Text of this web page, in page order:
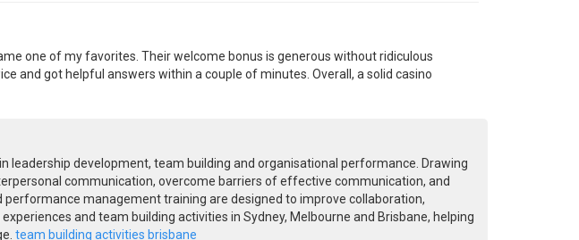
one of my favorites. Their welcome bonus is generous without ridiculous
and got helpful answers within a couple of minutes. Overall, a solid casino
leadership development, team building and organisational performance. Drawing
communication, overcome barriers of effective communication, and
management training are designed to improve collaboration,
and team building activities in Sydney, Melbourne and Brisbane, helping
team building activities brisbane